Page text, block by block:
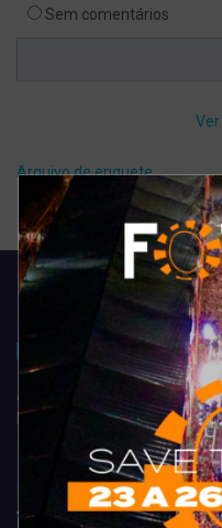
Sem comentários
Arquivo de enquete
Acompanhe todas as
Fortaleza. Dicas,